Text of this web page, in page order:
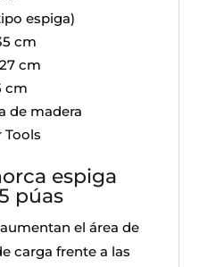
espiga)
cm
cm
cm
de madera
Tools
espiga
púas
el área de
carga frente a las